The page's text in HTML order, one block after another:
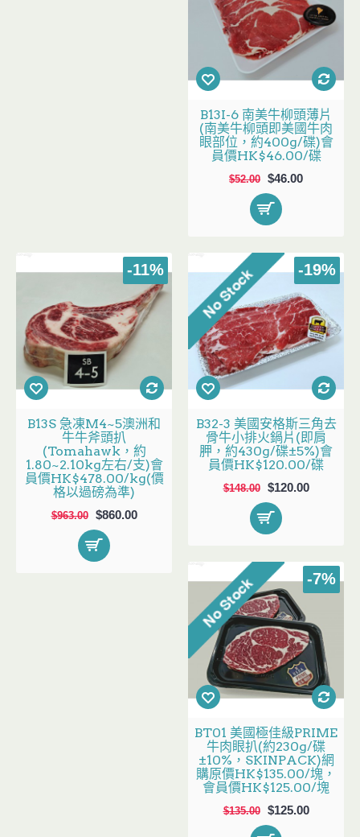
B13I-6 南美牛柳頭薄片
(南美牛柳頭即美國牛肉
眼部位，約400g/碟)會
員價HK$46.00/碟
$52.00 $46.00
-11%
B13S 急凍M4~5澳洲和
牛牛斧頭扒
(Tomahawk，約
1.80~2.10kg左右/支)會
員價HK$478.00/kg(價
格以過磅為準)
$963.00 $860.00
-19%
B32-3 美國安格斯三角去
骨牛小排火鍋片(即肩
胛，約430g/碟±5%)會
員價HK$120.00/碟
$148.00 $120.00
-7%
BT01 美國極佳級PRIME
牛肉眼扒(約230g/碟
±10%，SKINPACK)網
購原價HK$135.00/塊，
會員價HK$125.00/塊
$135.00 $125.00